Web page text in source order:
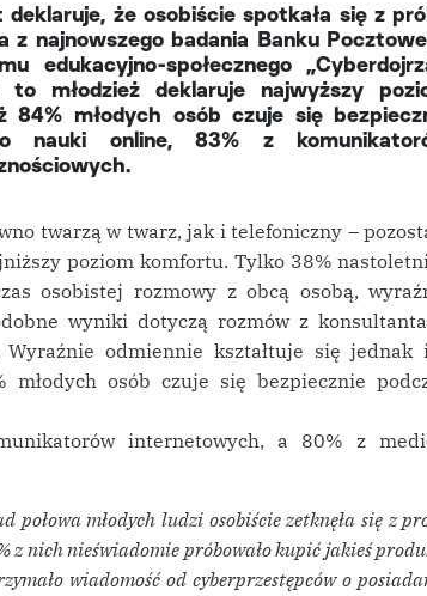
że osobiście spotkała się z
najnowszego badania Banku
edukacyjno-społecznego
młodzież deklaruje najwyższy
młodych osób czuje się
nauki online, 83% z
twarzą w twarz, jak i telefoniczny –
poziom komfortu. Tylko 38%
osobistej rozmowy z obcą osobą,
wyniki dotyczą rozmów z
odmiennie kształtuje się jednak
osób czuje się bezpiecznie
internetowych, a 80% z
połowa młodych ludzi osobiście zetknęła się z
z nich nieświadomie próbowało kupić jakieś
wiadomość od cyberprzestępców o